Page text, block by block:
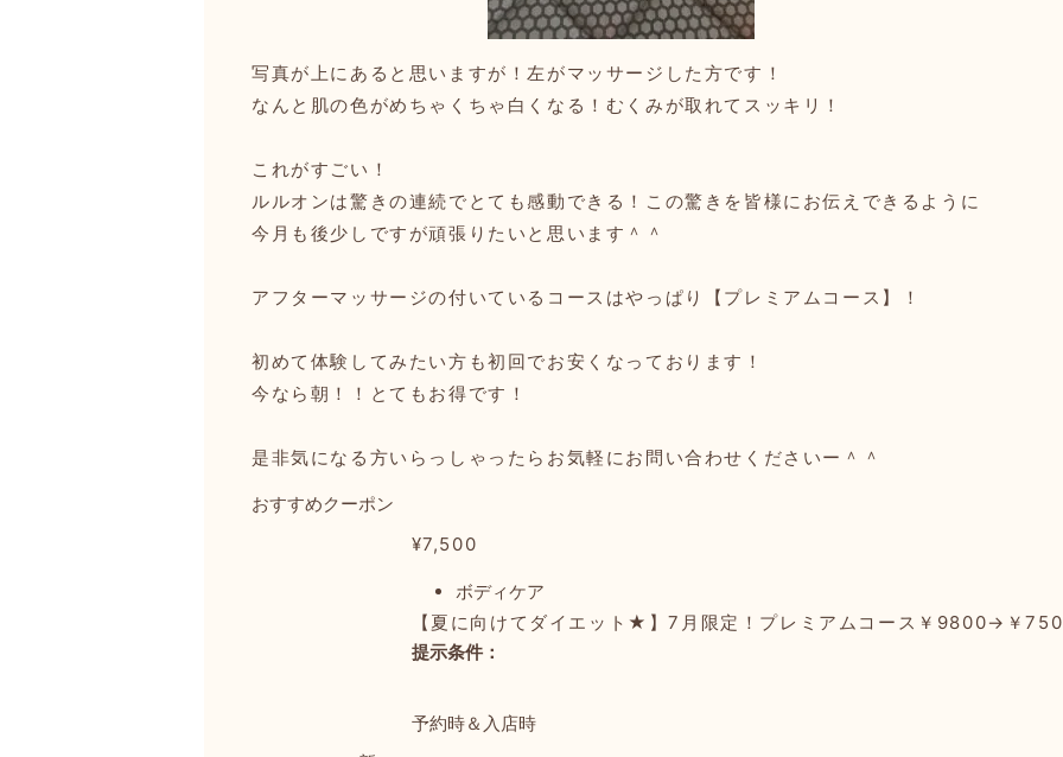
写真が上にあると思いますが！左がマッサージした方です！
なんと肌の色がめちゃくちゃ白くなる！むくみが取れてスッキリ！
これがすごい！
ルルオンは驚きの連続でとても感動できる！この驚きを皆様にお伝えできるように
今月も後少しですが頑張りたいと思います＾＾
アフターマッサージの付いているコースはやっぱり【プレミアムコース】！
初めて体験してみたい方も初回でお安くなっております！
今なら朝！！とてもお得です！
是非気になる方いらっしゃったらお気軽にお問い合わせくださいー＾＾
おすすめクーポン
¥7,500
ボディケア
【夏に向けてダイエット★】7月限定！プレミアムコース￥9800→￥
提示条件：
予約時＆入店時